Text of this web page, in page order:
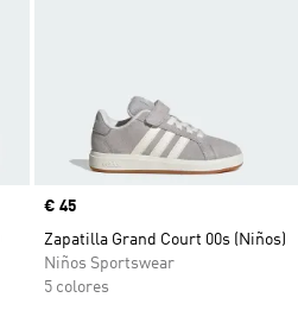
Precio
€ 45
Zapatilla Grand Court 00s (Niños)
Niños Sportswear
5 colores